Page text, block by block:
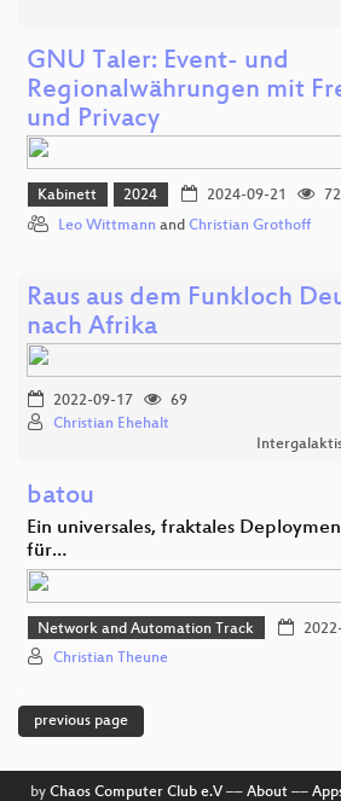
GNU Taler: Event- und
Regionalwährungen mit
und Privacy
Kabinett 2024 2024-09-21
Leo Wittmann and Christian Grothoff
Raus aus dem Funkloch
nach Afrika
2022-09-17
69
Christian Ehehalt
batou
Ein universales, fraktales
für…
Network and Automation Track
Christian Theune
previous page
by Chaos Computer Club e.V–– About––